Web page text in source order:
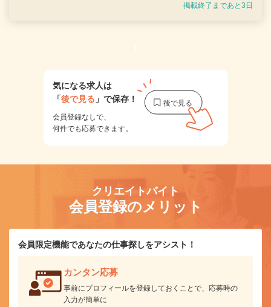
掲載終了まであと3日
1
気になる求人は
「後で見る 」で保存！
会員登録なしで、
何件でも応募できます。
クリエイトバイト
会員登録のメリット
会員限定機能であなたの仕事探しをアシスト！
カンタン応募
事前にプロフィールを登録しておくことで、応募時の
入力が簡単に